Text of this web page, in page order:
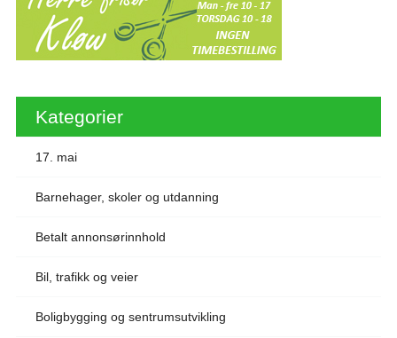
Kategorier
17. mai
Barnehager, skoler og utdanning
Betalt annonsørinnhold
Bil, trafikk og veier
Boligbygging og sentrumsutvikling